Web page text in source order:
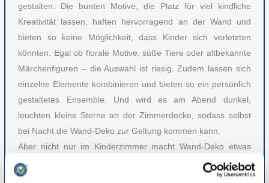
gestalten. Die bunten Motive, die Platz für viel kindliche
Kreativität lassen, haften hervorragend an der Wand und
bieten so keine Möglichkeit, dass Kinder sich verletzten
könnten. Egal ob florale Motive, süße Tiere oder altbekannte
Märchenfiguren – die Auswahl ist riesig. Zudem lassen sich
einzelne Elemente kombinieren und bieten so ein persönlich
gestaltetes Ensemble. Und wird es am Abend dunkel,
leuchten kleine Sterne an der Zimmerdecke, sodass selbst
bei Nacht die Wand-Deko zur Geltung kommen kann.
Aber nicht nur im Kinderzimmer macht Wand-Deko etwas
her. Mit Fototapeten, Sprüchen oder einem selbst
geschossenen Motiv können Sie sich in jedem Raum frei